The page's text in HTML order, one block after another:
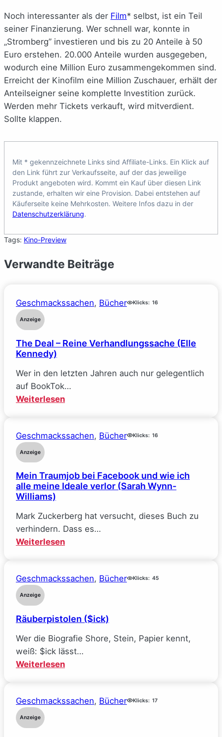
Noch interessanter als der Film* selbst, ist ein Teil
seiner Finanzierung. Wer schnell war, konnte in
„Stromberg” investieren und bis zu 20 Anteile à 50
Euro erstehen. 20.000 Anteile wurden ausgegeben,
wodurch eine Million Euro zusammengekommen sind.
Erreicht der Kinofilm eine Million Zuschauer, erhält der
Anteilseigner seine komplette Investition zurück.
Werden mehr Tickets verkauft, wird mitverdient.
Sollte klappen.
Mit * gekennzeichnete Links sind Affiliate-Links. Ein Klick auf
den Link führt zur Verkaufsseite, auf der das jeweilige
Produkt angeboten wird. Kommt ein Kauf über diesen Link
zustande, erhalten wir eine Provision. Dabei entstehen auf
Käuferseite keine Mehrkosten. Weitere Infos dazu in der
Datenschutzerklärung.
Tags: Kino-Preview
Verwandte Beiträge
Geschmackssachen, Bücher Klicks: 16
Anzeige
The Deal – Reine Verhandlungssache (Elle
Kennedy)
Wer in den letzten Jahren auch nur gelegentlich
auf BookTok…
Weiterlesen:
–
(Elle
Kennedy)
Geschmackssachen, Bücher Klicks: 16
Anzeige
Mein Traumjob bei Facebook und wie ich
alle meine Ideale verlor (Sarah Wynn-
Williams)
Mark Zuckerberg hat versucht, dieses Buch zu
verhindern. Dass es…
Weiterlesen:
bei
wie
alle
meine
Ideale
(Sarah
Geschmackssachen, Bücher Klicks: 45
Anzeige
Räuberpistolen ($ick)
Wer die Biografie Shore, Stein, Papier kennt,
weiß: $ick lässt…
Weiterlesen:
Geschmackssachen, Bücher Klicks: 17
Anzeige